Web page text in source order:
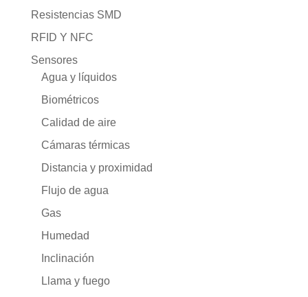
Resistencias SMD
RFID Y NFC
Sensores
Agua y líquidos
Biométricos
Calidad de aire
Cámaras térmicas
Distancia y proximidad
Flujo de agua
Gas
Humedad
Inclinación
Llama y fuego